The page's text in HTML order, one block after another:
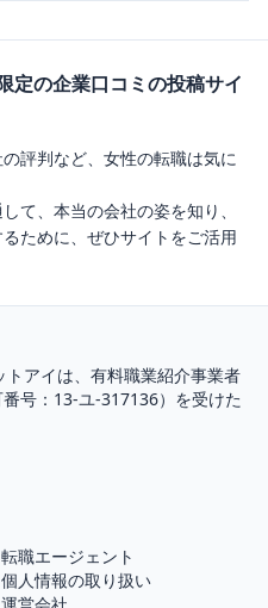
定の企業口コミの投稿サイ
評判など、女性の転職は気に
て、本当の会社の姿を知り、
ために、ぜひサイトをご活用
アイは、 有料職業紹介事業者
号：13-ユ-317136）を受けた
転職エージェント
個人情報の取り扱い